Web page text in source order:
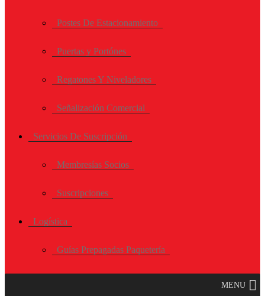
Postes De Estacionamiento
Puertas y Portónes
Regatones Y Niveladores
Señalización Comercial
Servicios De Suscripción
Membresías Socios
Suscripciones
Logística
Guías Prepagadas Paquetería
MENU